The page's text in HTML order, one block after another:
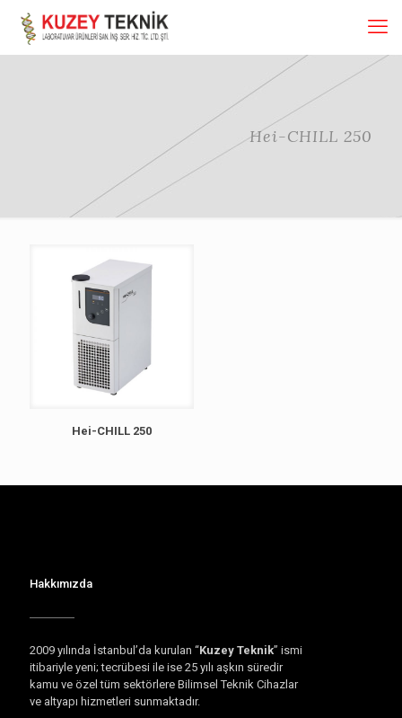
Hei-CHILL 250
Hei-CHILL 250
Hakkımızda
2009 yılında İstanbul’da kurulan “Kuzey Teknik” ismi
itibariyle yeni; tecrübesi ile ise 25 yılı aşkın süredir
kamu ve özel tüm sektörlere Bilimsel Teknik Cihazlar
ve altyapı hizmetleri sunmaktadır.